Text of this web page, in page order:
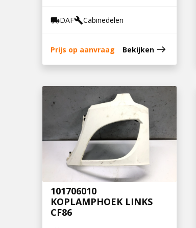
local_shippingDAFbuildCabinedelen
Prijs op aanvraag Bekijken east
101706010
KOPLAMPHOEK LINKS
CF86